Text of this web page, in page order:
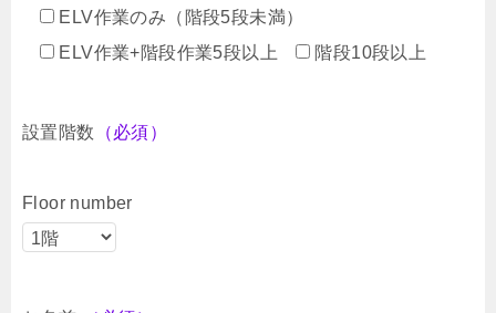
ELV作業のみ（階段5段未満）
ELV作業+階段作業5段以上
階段10段以上
設置階数 （必須）
Floor number